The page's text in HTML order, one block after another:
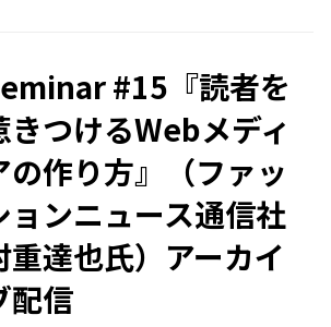
です。誠に恐縮ではございます
ご香典、ご供花、ご供物などの
志につきましては、固くご辞退
上げます。何卒ご理解賜ります
、お願い申し上げます。 ま
、弊社では、今後も安定した事業
を継続するため、経営体制の整
進めてまいりました。現在は代
#15『読者を
きつけるWebメディ
の作り方』（ファッ
ョンニュース通信社
重達也氏）アーカイ
配信